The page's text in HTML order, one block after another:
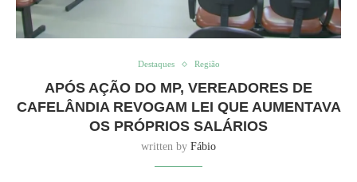
Destaques Região
APÓS AÇÃO DO MP, VEREADORES DE
CAFELÂNDIA REVOGAM LEI QUE AUMENTAVA
OS PRÓPRIOS SALÁRIOS
written by Fábio